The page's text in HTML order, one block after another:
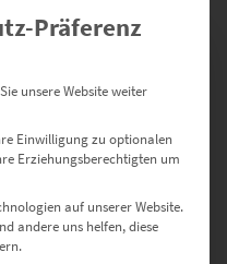
4/4
Präferenz
unsere Website weiter
Einwilligung zu optionalen
Erziehungsberechtigten um
auf unserer Website.
andere uns helfen, diese